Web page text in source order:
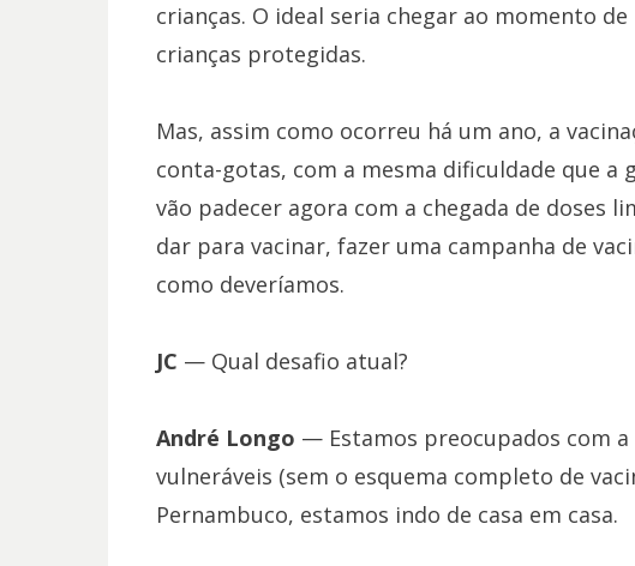
crianças. O ideal seria chegar ao momento
crianças protegidas.
Mas, assim como ocorreu há um ano, a
conta-gotas, com a mesma dificuldade que a
vão padecer agora com a chegada de doses
dar para vacinar, fazer uma campanha de
como deveríamos.
JC — Qual desafio atual?
André Longo — Estamos preocupados com
vulneráveis (sem o esquema completo de
Pernambuco, estamos indo de casa em casa.